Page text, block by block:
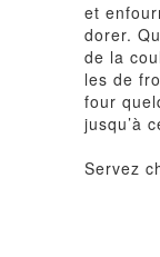
et
dorer.
de la
les de
four
jusqu’à
Servez